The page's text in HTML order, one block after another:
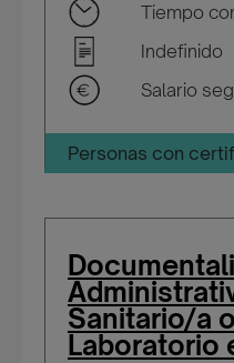
Tiempo
Indefinido
Salario
Personas con
Sanitario/a
Laboratorio